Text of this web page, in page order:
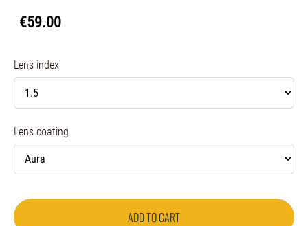
€59.00
Lens index
Lens coating
ADD TO CART